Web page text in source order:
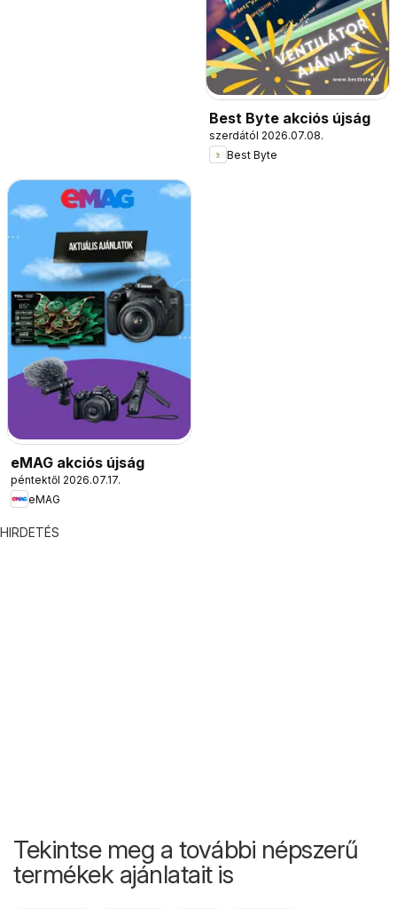
Best Byte akciós újság
szerdától 2026.07.08.
Best Byte
eMAG akciós újság
péntektől 2026.07.17.
eMAG
HIRDETÉS
Tekintse meg a további népszerű
termékek ajánlatait is